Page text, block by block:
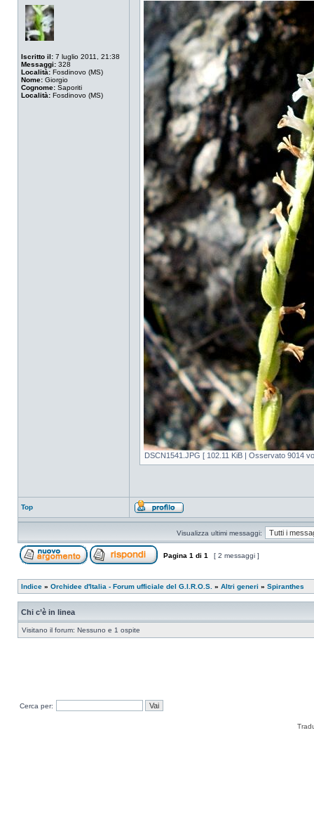
Iscritto il: 7 luglio 2011, 21:38
Messaggi: 328
Località: Fosdinovo (MS)
Nome: Giorgio
Cognome: Saporiti
Località: Fosdinovo (MS)
DSCN1541.JPG [ 102.11 KiB | Osservato 9014
Top
Visualizza ultimi messaggi:
Pagina 1 di 1 [ 2 messaggi ]
Indice » Orchidee d'Italia - Forum ufficiale del G.I.R.O.S. » Altri generi » Spiranthes
Chi c’è in linea
Visitano il forum: Nessuno e 1 ospite
Cerca per: